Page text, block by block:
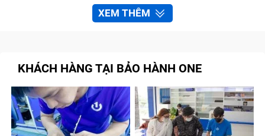
Quy trình sửa chữa mainboard tại trung tâm
hợp với laptop Msi GF63
Bước 2: Báo giá cho khách hàng
Bước 3: Lắp mainboard mới cho laptop Msi
GF63
XEM THÊM
KHÁCH HÀNG TẠI BẢO HÀNH ONE